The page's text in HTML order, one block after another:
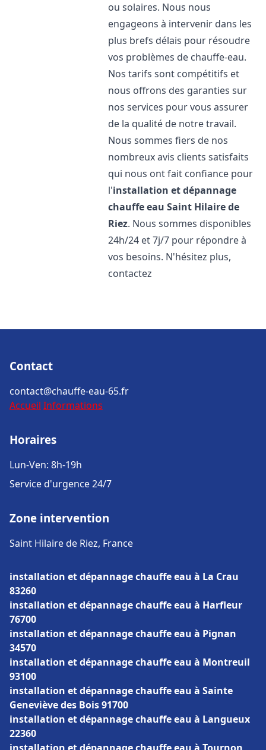
ou solaires. Nous nous
engageons à intervenir dans les
plus brefs délais pour résoudre
vos problèmes de chauffe-eau.
Nos tarifs sont compétitifs et
nous offrons des garanties sur
nos services pour vous assurer
de la qualité de notre travail.
Nous sommes fiers de nos
nombreux avis clients satisfaits
qui nous ont fait confiance pour
l'installation et dépannage
chauffe eau Saint Hilaire de
Riez. Nous sommes disponibles
24h/24 et 7j/7 pour répondre à
vos besoins. N'hésitez plus,
contactez
Contact
contact@chauffe-eau-65.fr
Accueil Informations
Horaires
Lun-Ven: 8h-19h
Service d'urgence 24/7
Zone intervention
Saint Hilaire de Riez, France
installation et dépannage chauffe eau à La Crau
83260
installation et dépannage chauffe eau à Harfleur
76700
installation et dépannage chauffe eau à Pignan
34570
installation et dépannage chauffe eau à Montreuil
93100
installation et dépannage chauffe eau à Sainte
Geneviève des Bois 91700
installation et dépannage chauffe eau à Langueux
22360